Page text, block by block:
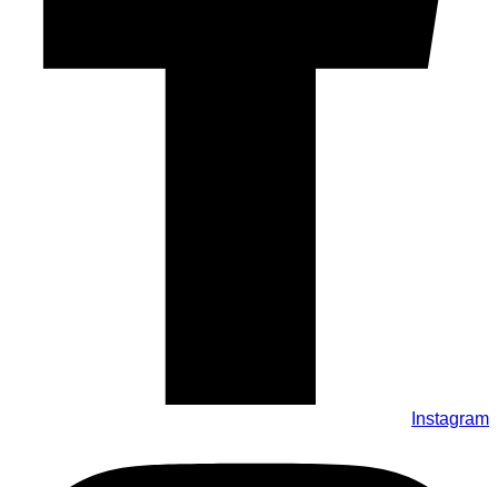
Instagram